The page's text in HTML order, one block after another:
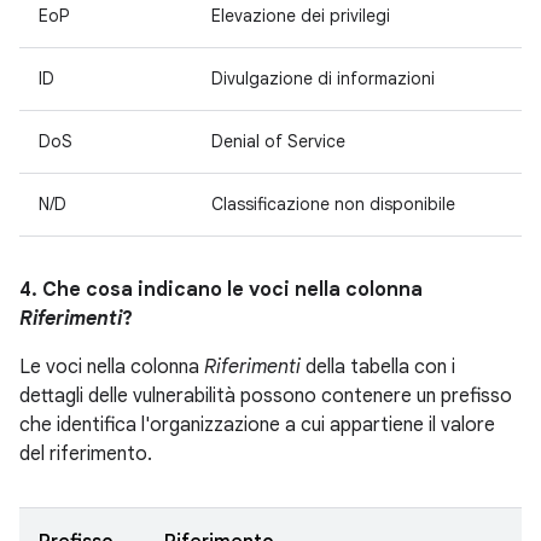
EoP Elevazione dei privilegi
ID Divulgazione di informazioni
DoS Denial of Service
N/D Classificazione non disponibile
4. Che cosa indicano le voci nella colonna
Riferimenti?
Le voci nella colonna Riferimenti della tabella con i
dettagli delle vulnerabilità possono contenere un prefisso
che identifica l'organizzazione a cui appartiene il valore
del riferimento.